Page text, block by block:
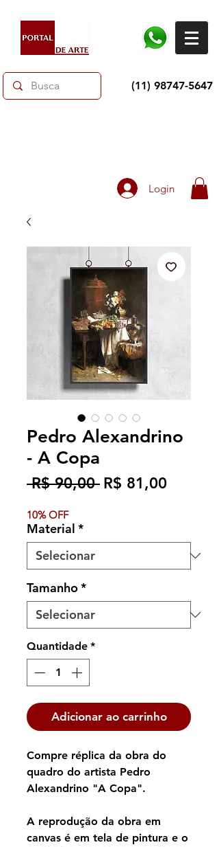
(11) 98747-5647
Login
Pedro Alexandrino
- A Copa
R$ 90,00 Preço
R$ 81,00Preço
10% OFF
Material *
Tamanho*
Quantidade *
Adicionar ao carrinho
Compre réplica da obra do
quadro do artista Pedro
Alexandrino "A Copa".
A reprodução da obra em
canvas é em tela de pintura e o